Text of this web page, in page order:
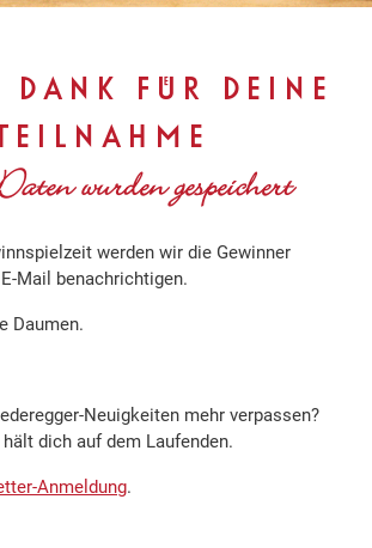
Inhalt
DANK FÜR DEINE
TEILNAHME
wurden gespeichert
werden wir die Gewinner
Mail benachrichtigen.
Daumen.
Neuigkeiten mehr verpassen?
dich auf dem Laufenden.
Anmeldung.